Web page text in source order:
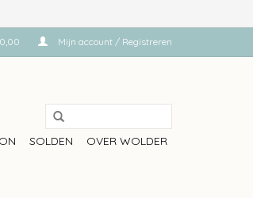
Mijn account / Registreren
SOLDEN OVER WOLDER